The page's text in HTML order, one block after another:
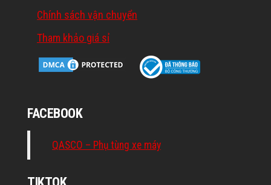
Chính sách vận chuyển
Tham khảo giá sỉ
FACEBOOK
QASCO – Phụ tùng xe máy